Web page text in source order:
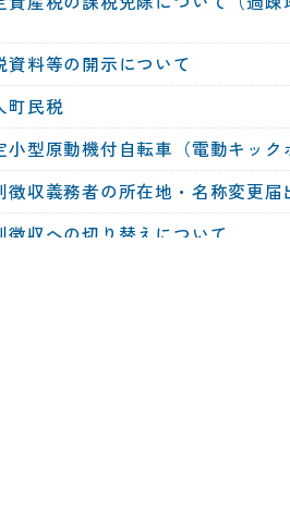
資料等の開示について
町民税
小型原動機付自転車（電動キック
徴収義務者の所在地・名称変更届
徴収への切り替えについて